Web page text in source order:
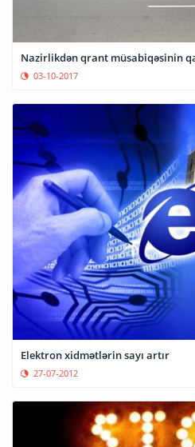
Nazirlikdən qrant müsabiqəsinin
03-10-2017
Elektron xidmətlərin sayı artır
27-07-2012